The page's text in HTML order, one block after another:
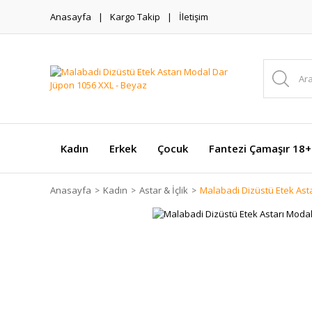
Anasayfa Kargo Takip İletişim
Kadın Erkek Çocuk Fantezi Çamaşır 18+
Anasayfa Kadın Astar & İçlik Malabadi Dizüstü Etek